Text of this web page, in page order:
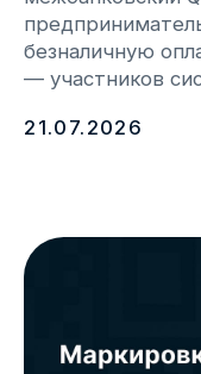
info@webkassa.kz